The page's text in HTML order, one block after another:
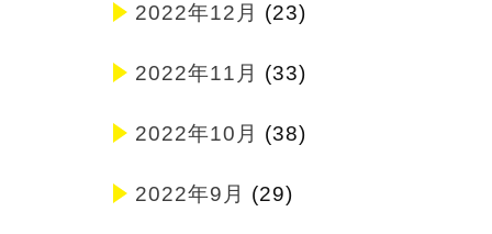
2022年12月 (23)
2022年11月 (33)
2022年10月 (38)
2022年9月 (29)